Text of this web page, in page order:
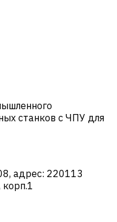
станков с ЧПУ для
адрес: 220113
корп.1